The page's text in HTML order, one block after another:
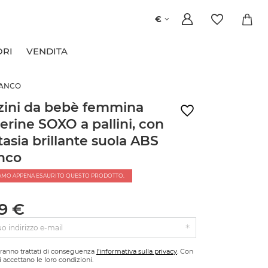
€
VENDITA
da bebè femmina
SOXO a pallini, con
brillante suola ABS
APPENA ESAURITO QUESTO PRODOTTO.
€
indirizzo e-mail
trattati di conseguenza l'informativa sulla privacy. Con
accettano le loro condizioni.